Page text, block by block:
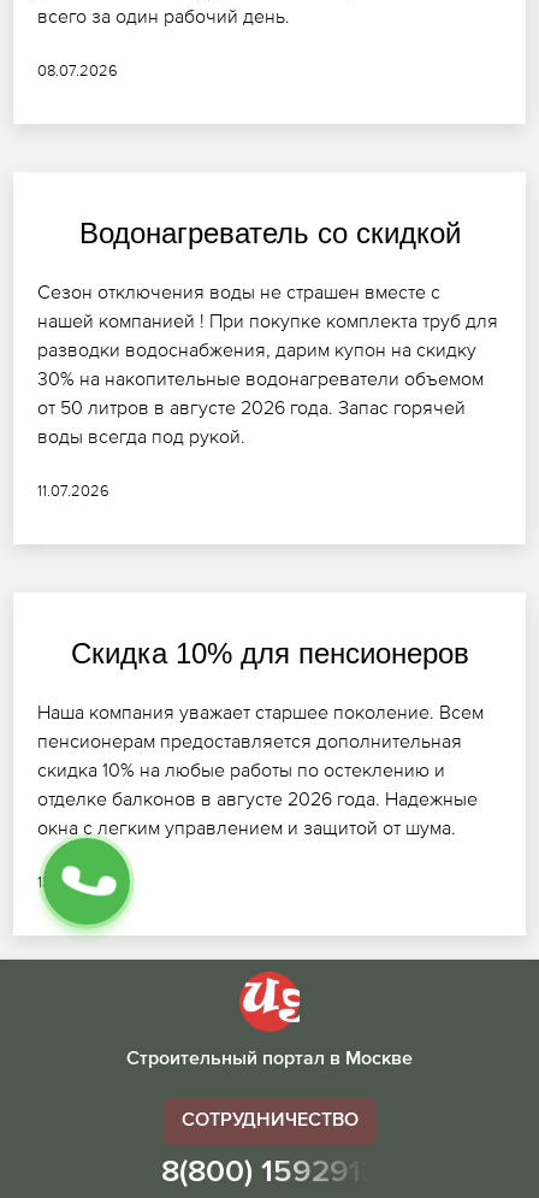
всего за один рабочий день.
08.07.2026
Водонагреватель со скидкой
Сезон отключения воды не страшен вместе с
нашей компанией ! При покупке комплекта труб для
разводки водоснабжения, дарим купон на скидку
30% на накопительные водонагреватели объемом
от 50 литров в августе 2026 года. Запас горячей
воды всегда под рукой.
11.07.2026
Скидка 10% для пенсионеров
Наша компания уважает старшее поколение. Всем
пенсионерам предоставляется дополнительная
скидка 10% на любые работы по остеклению и
отделке балконов в августе 2026 года. Надежные
окна с легким управлением и защитой от шума.
13.07.2026
Строительный портал в Москве
СОТРУДНИЧЕСТВО
8(800) 1592913